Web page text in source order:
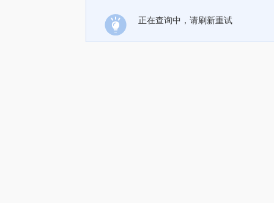
正在查询中，请刷新重试